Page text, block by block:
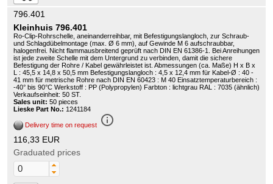
796.401
Kleinhuis 796.401
Ro-Clip-Rohrschelle, aneinanderreihbar, mit Befestigungslangloch, zur Schraub-
und Schlagdübelmontage (max. Ø 6 mm), auf Gewinde M 6 aufschraubbar,
halogenfrei. Nicht flammausbreitend geprüft nach DIN EN 61386-1. Bei Anreihungen
ist jede zweite Schelle mit dem Untergrund zu verbinden, damit die sichere
Befestigung der Rohre / Kabel gewährleistet ist. Abmessungen (ca. Maße) H x B x
L : 45,5 x 14,8 x 50,5 mm Befestigungslangloch : 4,5 x 12,4 mm für Kabel-Ø : 40 -
41 mm für metrische Rohre nach DIN EN 60423 : M 40 Einsatztemperaturbereich :
-40° bis 90°C Werkstoff : PP (Polypropylen) Farbton : lichtgrau RAL : 7035 (ähnlich)
Verkaufseinheit: 50 ST.
Sales unit: 50 pieces
Lieske Part No.: 1241184
Delivery time on request info_outline
116,33 EUR
Graduated prices